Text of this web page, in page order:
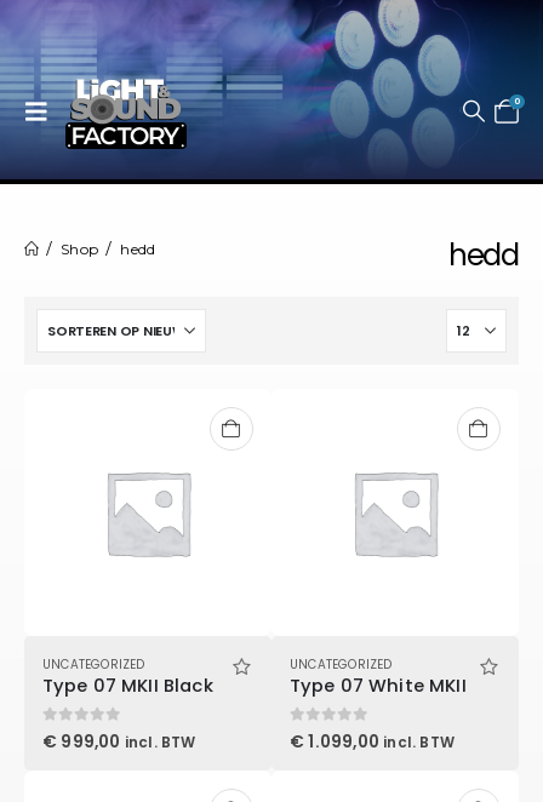
0
hedd
Shop hedd
UNCATEGORIZED
Type 07 MKII Black
0out of 5
€ 999,00 incl. BTW
UNCATEGORIZED
Type 07 White MKII
0out of 5
€ 1.099,00 incl. BTW